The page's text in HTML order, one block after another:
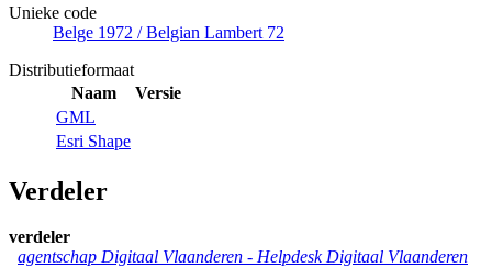
Unieke code
Belge 1972 / Belgian Lambert 72
Distributieformaat
Naam
Versie
GML
Esri Shape
Verdeler
verdeler
agentschap Digitaal Vlaanderen - Helpdesk Digitaal Vlaanderen